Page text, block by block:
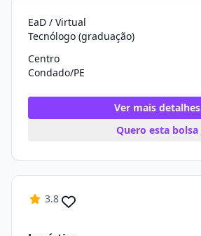
EaD / Virtual
Tecnólogo (graduação)
Centro
Condado/PE
Ver mais detalhes
Quero esta bolsa
3.8